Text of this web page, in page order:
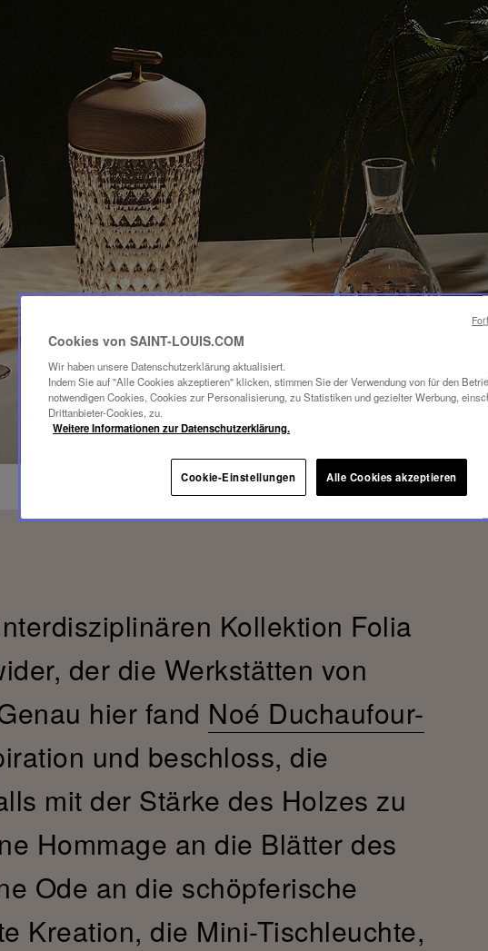
Kollektion Folia
der die Werkstätten von
hier fand Noé Duchaufour-
und beschloss, die
mit der Stärke des Holzes zu
Hommage an die Blätter des
Ode an die schöpferische
Kreation, die Mini-Tischleuchte,
Cookies von SAINT-LOUIS.COM
Wir haben unsere Datenschutzerklärung aktualisiert.
Indem Sie auf "Alle Cookies akzeptieren" klicken, stimmen Sie der Verwendung von für den
notwendigen Cookies, Cookies zur Personalisierung, zu Statistiken und gezielter Werbung,
Drittanbieter-Cookies, zu.
Weitere Informationen zur Datenschutzerklärung.
Cookie-Einstellungen Alle Cookies akzeptieren